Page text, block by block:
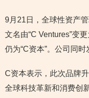
9月21日，全球性资产
文名由“C Ventures”变
仍为“C资本”。公司同
C资本表示，此次品牌
全球科技革新和消费创